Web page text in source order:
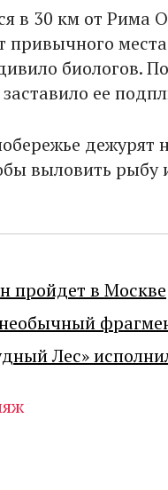
в 30 км от Рима
привычного
биологов.
ее
дежурят
выловить рыбу
пройдет в Москве
Лес»